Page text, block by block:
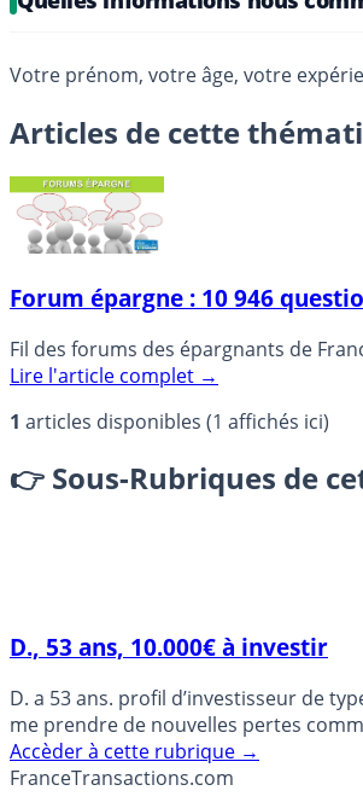
Votre prénom, votre âge, votre
Articles de cette
Forum épargne : 10 946
Fil des forums des épargnants de
Lire l'article complet →
1 articles disponibles (1 affichés ici)
👉 Sous-Rubriques de
D., 53 ans, 10.000€ à investir
D. a 53 ans. profil d’investisseur de
me prendre de nouvelles pertes
Accèder à cette rubrique →
FranceTransactions.com